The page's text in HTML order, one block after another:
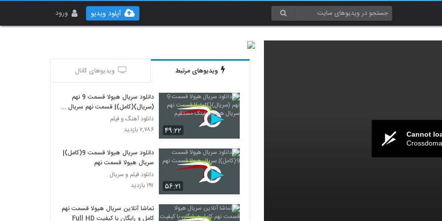
ورود آپلود ویدیو
Cannot
ویدیوهای مرتبط ویدیوهای کانال
۴۹:۲۲
دانلود سریال هیولا قسمت 9 نهم
(سریال)(کامل)| قسمت نهم سریال
هیولا با لینک مستقیم
دانلود آهنگ و فیلم
۲,۷۸۶ بازدید
۵۶:۲۱
دانلود سریال هیولا قسمت 9(کامل)|
سریال هیولا قسمت نهم
دانلود فیلم و سریال
۱۹۷ بازدید
تماشا آنلاین سریال هیولا قسمت نهم
کامل و رایگان با کیفیت Full HD